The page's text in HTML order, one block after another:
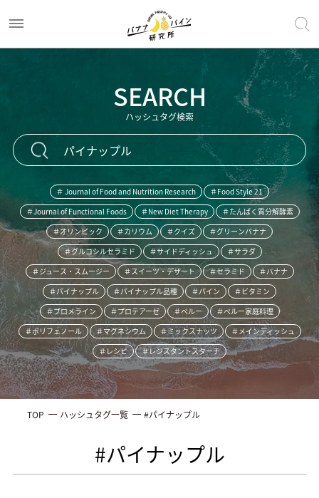
SEARCH
ハッシュタグ検索
＃ Journal of Food and Nutrition Research
＃Food Style 21
＃Journal of Functional Foods
＃New Diet Therapy
＃たんぱく質分解酵素
＃オリンピック
＃カリウム ＃クイズ
＃グリーンバナナ
＃グルコシルセラミド
＃サイドディッシュ
＃サラダ
＃ジュース・スムージー
＃スイーツ・デザート ＃セラミド
＃バナナ
＃パイナップル
＃パイナップル品種 ＃パイン
＃ビタミン
＃ブロメライン
＃プロテアーゼ ＃ペルー
＃ペルー家庭料理
＃ポリフェノール
＃マグネシウム ＃ミックスナッツ
＃メインディッシュ
＃レシピ
＃レジスタントスターチ
TOP ハッシュタグ一覧 #パイナップル
#パイナップル